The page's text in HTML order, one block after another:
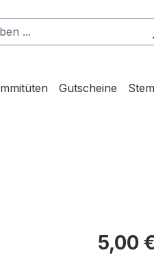
Gutscheine
5,00